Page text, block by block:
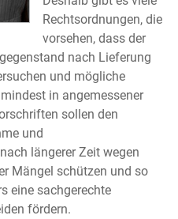
Rechtsordnungen, die
vorsehen, dass der
nach Lieferung
und mögliche
in angemessener
sollen den
und
längerer Zeit wegen
Mängel schützen und so
eine sachgerechte
fördern.